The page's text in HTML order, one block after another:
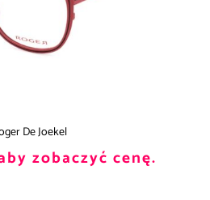
De Joekel
zobaczyć cenę.